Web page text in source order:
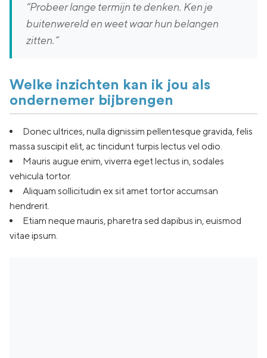
“Probeer lange termijn te denken. Ken je
buitenwereld en weet waar hun belangen
zitten.”
Welke inzichten kan ik jou als
ondernemer bijbrengen
Donec ultrices, nulla dignissim pellentesque gravida, felis
massa suscipit elit, ac tincidunt turpis lectus vel odio.
Mauris augue enim, viverra eget lectus in, sodales
vehicula tortor.
Aliquam sollicitudin ex sit amet tortor accumsan
hendrerit.
Etiam neque mauris, pharetra sed dapibus in, euismod
vitae ipsum.